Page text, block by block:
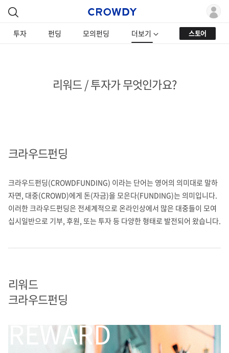
투자 펀딩 모의펀딩 더보기 스토어
리워드 / 투자가 무엇인가요?
크라우드펀딩
크라우드펀딩(CROWDFUNDING) 이라는 단어는 영어의 의미대로 말하
자면, 대중(CROWD)에게 돈(자금)을 모은다(FUNDING)는 의미입니다.
이러한 크라우드펀딩은 전세계적으로 온라인상에서 많은 대중들이 모여
십시일반으로 기부, 후원, 또는 투자 등 다양한 형태로 발전되어 왔습니다.
리워드
크라우드펀딩
REWARD